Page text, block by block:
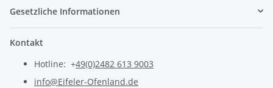
Gesetzliche Informationen
Kontakt
Hotline: +49(0)2482 613 9003
info@Eifeler-Ofenland.de